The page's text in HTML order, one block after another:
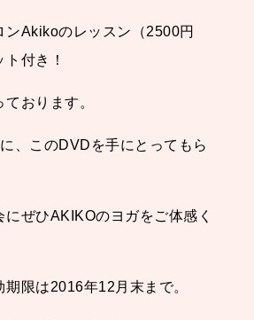
ンAkikoのレッスン（2500円
付き！
おります。
、このDVDを手にとってもら
にぜひAKIKOのヨガをご体感く
限は2016年12月末まで。